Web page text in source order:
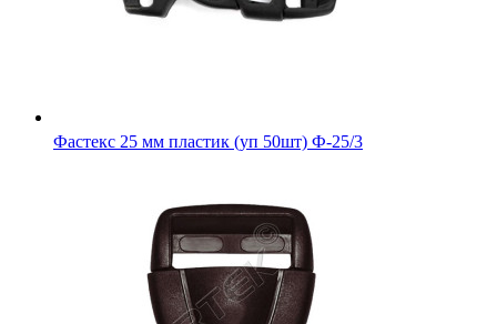
Фастекс 25 мм пластик (уп 50шт) Ф-25/3